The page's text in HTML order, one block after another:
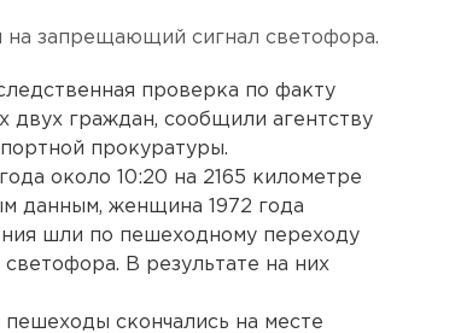
запрещающий сигнал светофора.
проверка по факту
двух граждан, сообщили агентству
прокуратуры.
около 10:20 на 2165 километре
данным, женщина 1972 года
шли по пешеходному переходу
В результате на них
скончались на месте